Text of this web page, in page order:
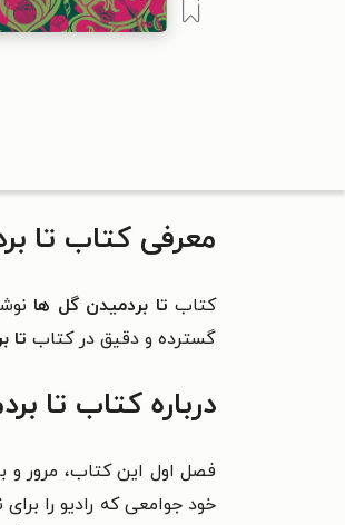
معرفی کتاب تا
کتاب تا بردمیدن گل ها
گسترده و دقیق در کتاب تا
درباره کتاب تا
فصل اول این کتاب، مرور و
خود جوامعی که رادیو را